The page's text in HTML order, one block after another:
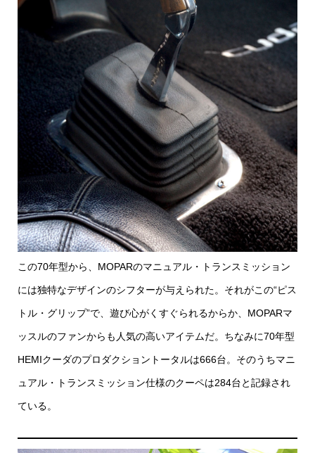
この70年型から、MOPARのマニュアル・トランスミッション
には独特なデザインのシフターが与えられた。それがこの“ピス
トル・グリップ”で、遊び心がくすぐられるからか、MOPARマ
ッスルのファンからも人気の高いアイテムだ。ちなみに70年型
HEMIクーダのプロダクショントータルは666台。そのうちマニ
ュアル・トランスミッション仕様のクーペは284台と記録され
ている。